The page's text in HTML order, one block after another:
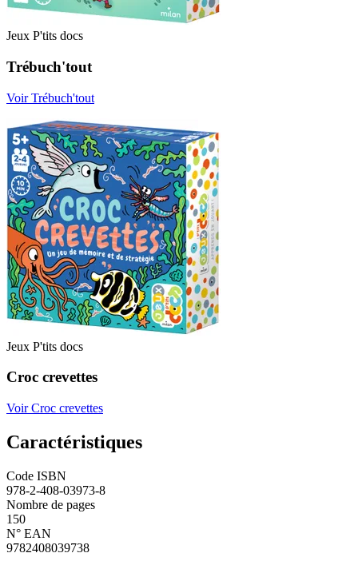
Jeux P'tits docs
Trébuch'tout
Voir Trébuch'tout
Jeux P'tits docs
Croc crevettes
Voir Croc crevettes
Caractéristiques
Code ISBN
978-2-408-03973-8
Nombre de pages
150
N° EAN
9782408039738